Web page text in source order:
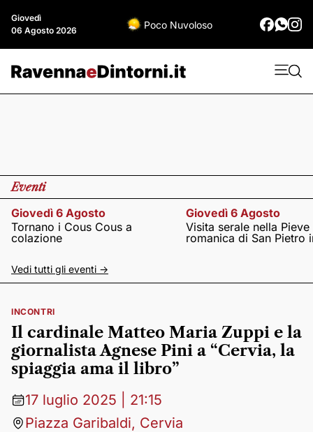
Giovedì
06 Agosto 2026
Poco Nuvoloso
Eventi
Giovedì 6 Agosto
Tornano i Cous Cous a
colazione
Giovedì 6 Agosto
Visita serale nella Pieve
romanica di San Pietro
Vedi tutti gli eventi ->
INCONTRI
Il cardinale Matteo Maria Zuppi e la
giornalista Agnese Pini a “Cervia, la
spiaggia ama il libro”
17 luglio 2025 | 21:15
Piazza Garibaldi, Cervia